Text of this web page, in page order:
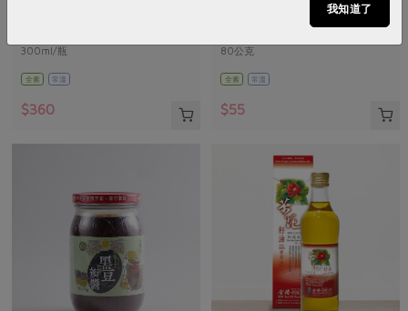
300ml/瓶
全素 常溫
$360
80公克
全素 常溫
$55
我知道了